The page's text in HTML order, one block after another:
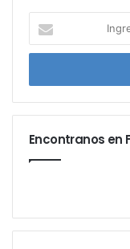
g
e
s
s
e
Encontranos en